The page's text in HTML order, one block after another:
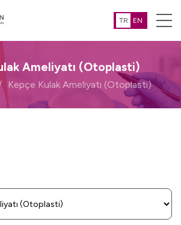
TR EN
Ameliyatı (Otoplasti)
Kepçe Kulak Ameliyatı (Otoplasti)